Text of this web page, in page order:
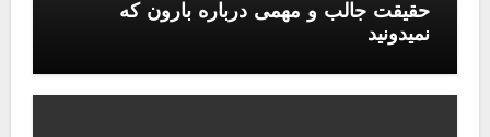
حقیقت جالب و مهمی درباره بارون که
نمیدونید